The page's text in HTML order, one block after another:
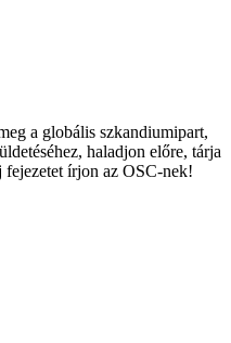
a globális szkandiumipart,
haladjon előre, tárja
írjon az OSC-nek!